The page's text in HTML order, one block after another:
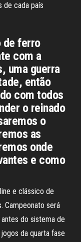
de cada país
de ferro
com a
uma guerra
então
com todos
o reinado
o
as
onde
e como
e clássico de
Campeonato será
do sistema de
da quarta fase